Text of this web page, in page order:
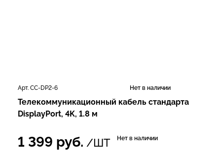
Арт. CC-DP2-6 Нет в наличии
Телекоммуникационный кабель стандарта
DisplayPort, 4K, 1.8 м
1 399 руб. /ШТ Нет в наличии